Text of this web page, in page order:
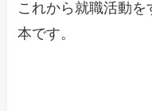
これから就職活動
本です。